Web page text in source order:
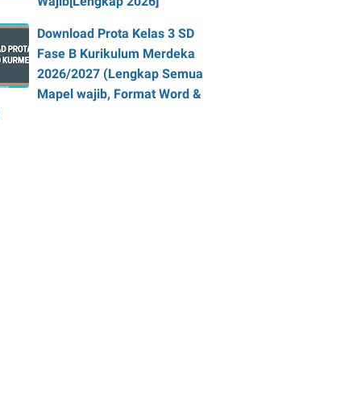
Download Prota Kelas 3 SD
Fase B Kurikulum Merdeka
2026/2027 (Lengkap Semua
Mapel wajib, Format Word &